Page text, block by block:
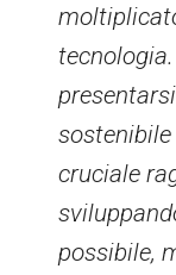
cruciale
possibile,